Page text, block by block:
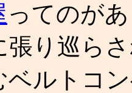
ってのが
張り巡ら
ベルトコ